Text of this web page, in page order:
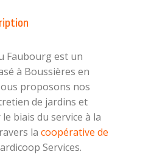
Faubourg est un
à Boussières en
proposons nos
de jardins et
biais du service à la
la coopérative de
Services.